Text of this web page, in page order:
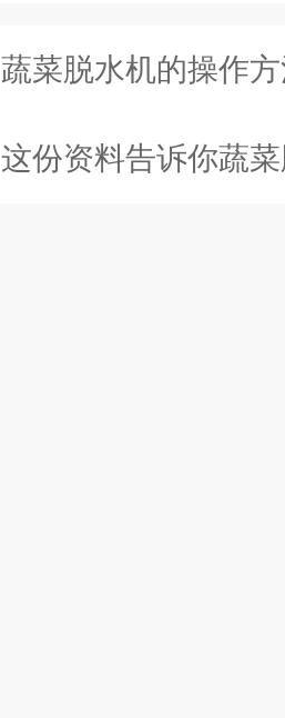
蔬菜脱水机的操作
这份资料告诉你蔬菜脱水